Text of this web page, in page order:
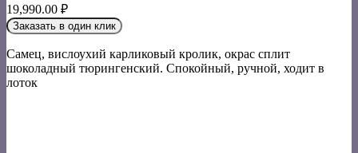
19,990.00 ₽
Заказать в один клик
Самец, вислоухий карликовый кролик, окрас сплит
шоколадный тюрингенский. Спокойный, ручной, ходит в
лоток